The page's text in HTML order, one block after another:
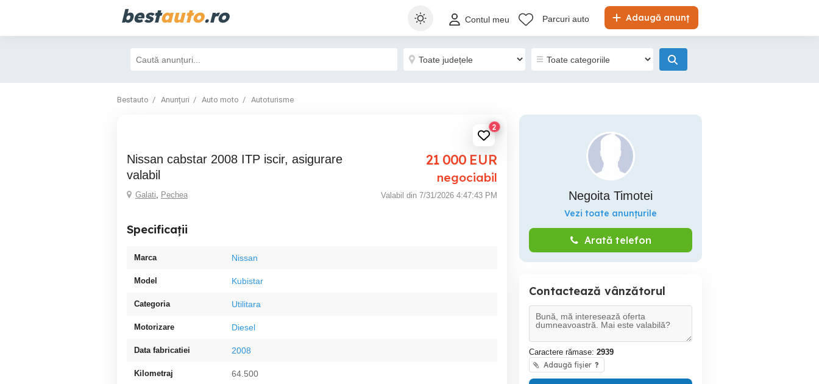
bestauto.ro Adaugă anunț
Contul meu Parcuri auto
Bestauto Anunțuri Auto moto Autoturisme
2
Nissan cabstar 2008 ITP iscir, asigurare
valabil
21 000 EUR
negociabil
Galati, Pechea Valabil din 7/31/2026 4:47:43 PM
Specificații
Marca Nissan
Model Kubistar
Categoria Utilitara
Motorizare Diesel
Data fabricatiei 2008
Kilometraj 64.500
Negoita Timotei
Vezi toate anunțurile
Arată telefon
Contactează vânzătorul
Caractere rămase: 2939
Adaugă fișier ?